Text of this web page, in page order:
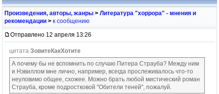
Произведения, авторы, жанры > Литература "хоррора" - мнения и
рекомендации > к сообщению
Отправлено 12 апреля 13:26
цитата ЗовитеКакХотите
А почему бы не вспомнить по случаю Питера Страуба? Между ним
и Нэвиллом мне лично, например, всегда прослеживалось что-то
неуловимо общее, схожее. Можно брать любой мистический роман
Страуба, кроме подростковой "Обители теней", пожалуй.